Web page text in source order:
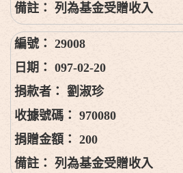
列為基金受贈收入
29008
097-02-20
劉淑珍
970080
200
列為基金受贈收入